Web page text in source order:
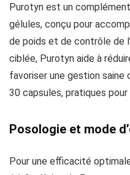
Purotyn est un
gélules, conçu pour
de poids et de contrôle de
ciblée, Purotyn aide à
favoriser une gestion saine
30 capsules, pratiques pour
Posologie et mode
Pour une efficacité